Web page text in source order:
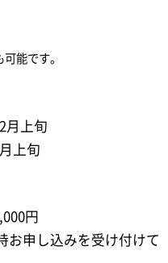
能です。
月上旬
上旬
円
お申し込みを受け付けて